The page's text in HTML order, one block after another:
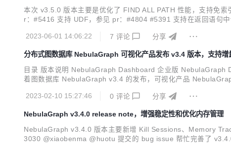
本次 v3.5.0 版本主要是优化了 FIND ALL PATH 性能，支持免
r：#5416 支持 UDF，参见 pr：#4804 #5391 支持在返回语句
2023-06-01 14:06:22
7 评论 分享
分布式图数据库 NebulaGraph 可视化产品发布 v3.4 版本，支持增
目录 版本说明 NebulaGraph Dashboard 企业版
着图数据库 NebulaGraph v3.4 的发布，可视化产品
2023-02-10 15:27:46
0 评论 分享
NebulaGraph v3.4.0 release note，增强稳定性和优化内存管理
NebulaGraph v3.4.0 版本主要新增 Kill Sessions、Memory
3030 @xiaobenma @huotu 提交的 bug issue 帮忙完善了